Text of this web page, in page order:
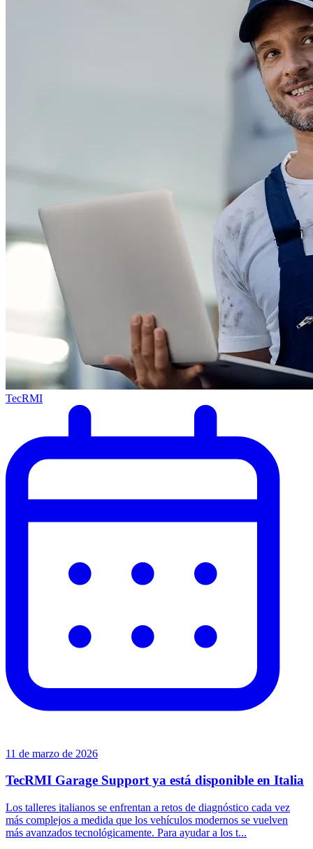
TecRMI
11 de marzo de 2026
TecRMI Garage Support ya está disponible en Italia
Los talleres italianos se enfrentan a retos de diagnóstico cada vez
más complejos a medida que los vehículos modernos se vuelven
más avanzados tecnológicamente. Para ayudar a los t...